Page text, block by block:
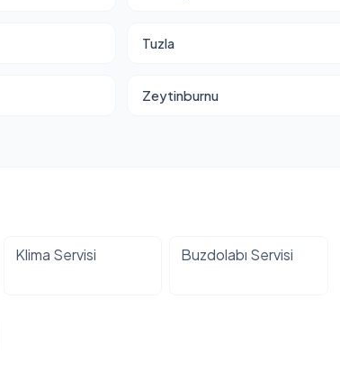
Tuzla
Zeytinburnu
Klima Servisi Buzdolabı Servisi